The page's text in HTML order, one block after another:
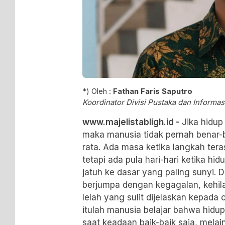
*) Oleh : Fathan Faris Saputro
Koordinator Divisi Pustaka dan
www.majelistabligh.id - Jika
maka manusia tidak pernah
rata. Ada masa ketika langkah
tetapi ada pula hari-hari ketika
jatuh ke dasar yang paling sunyi.
berjumpa dengan kegagalan,
lelah yang sulit dijelaskan kepada
itulah manusia belajar bahwa
saat keadaan baik-baik saja,